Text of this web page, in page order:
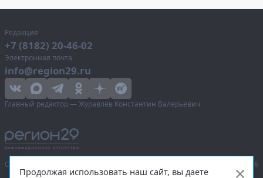
Редакция
+7 (8182) 20-46-02
Электронная почта
info@region29.ru
Главный редактор — Журавлёв Константин Валерьевич
Сетевое издание «Информационное агентство Регион 29»,
© 2016–2026
Продолжая использовать наш сайт, вы даете